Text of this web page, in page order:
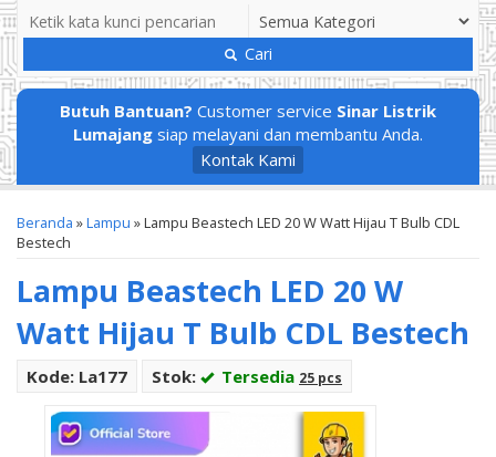
Cari
Butuh Bantuan? Customer service Sinar Listrik
Lumajang siap melayani dan membantu Anda.
Kontak Kami
Beranda »Lampu »Lampu Beastech LED 20 W Watt Hijau T Bulb CDL
Bestech
Lampu Beastech LED 20 W
Watt Hijau T Bulb CDL Bestech
Kode: La177 Stok: Tersedia 25 pcs